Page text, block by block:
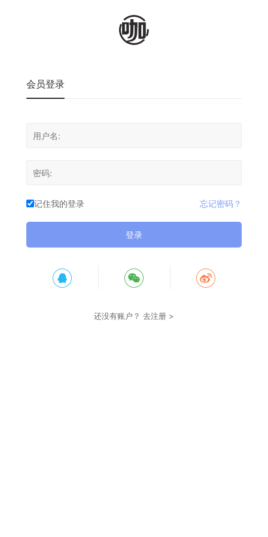
会员登录
记住我的登录 忘记密码？
登录
还没有账户？ 去注册 >